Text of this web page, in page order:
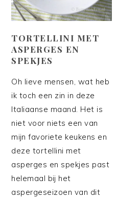
TORTELLINI MET
ASPERGES EN
SPEKJES
Oh lieve mensen, wat heb
ik toch een zin in deze
Italiaanse maand. Het is
niet voor niets een van
mijn favoriete keukens en
deze tortellini met
asperges en spekjes past
helemaal bij het
aspergeseizoen van dit